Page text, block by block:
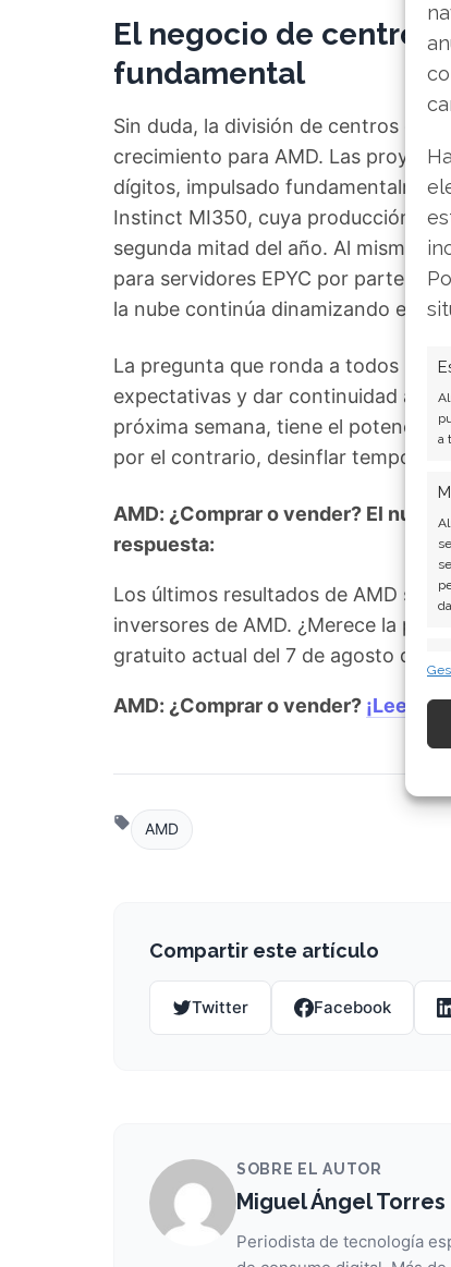
a
El negocio de centros
fundamental
Sin duda, la división de centros de
crecimiento para AMD. Las
dígitos, impulsado
Instinct MI350, cuya producción se
segunda mitad del año. Al mismo
para servidores EPYC por parte de
la nube continúa dinamizando este
La pregunta que ronda a todos los
expectativas y dar continuidad a su
próxima semana, tiene el potencial
por el contrario, desinflar
AMD: ¿Comprar o vender? El
respuesta:
Los últimos resultados de AMD
inversores de AMD. ¿Merece la
gratuito actual del 7 de agosto
AMD: ¿Comprar o vender? ¡Lee
AMD
Compartir este artículo
Twitter Facebook
SOBRE EL AUTOR
Miguel Ángel Torres
Periodista de tecnología